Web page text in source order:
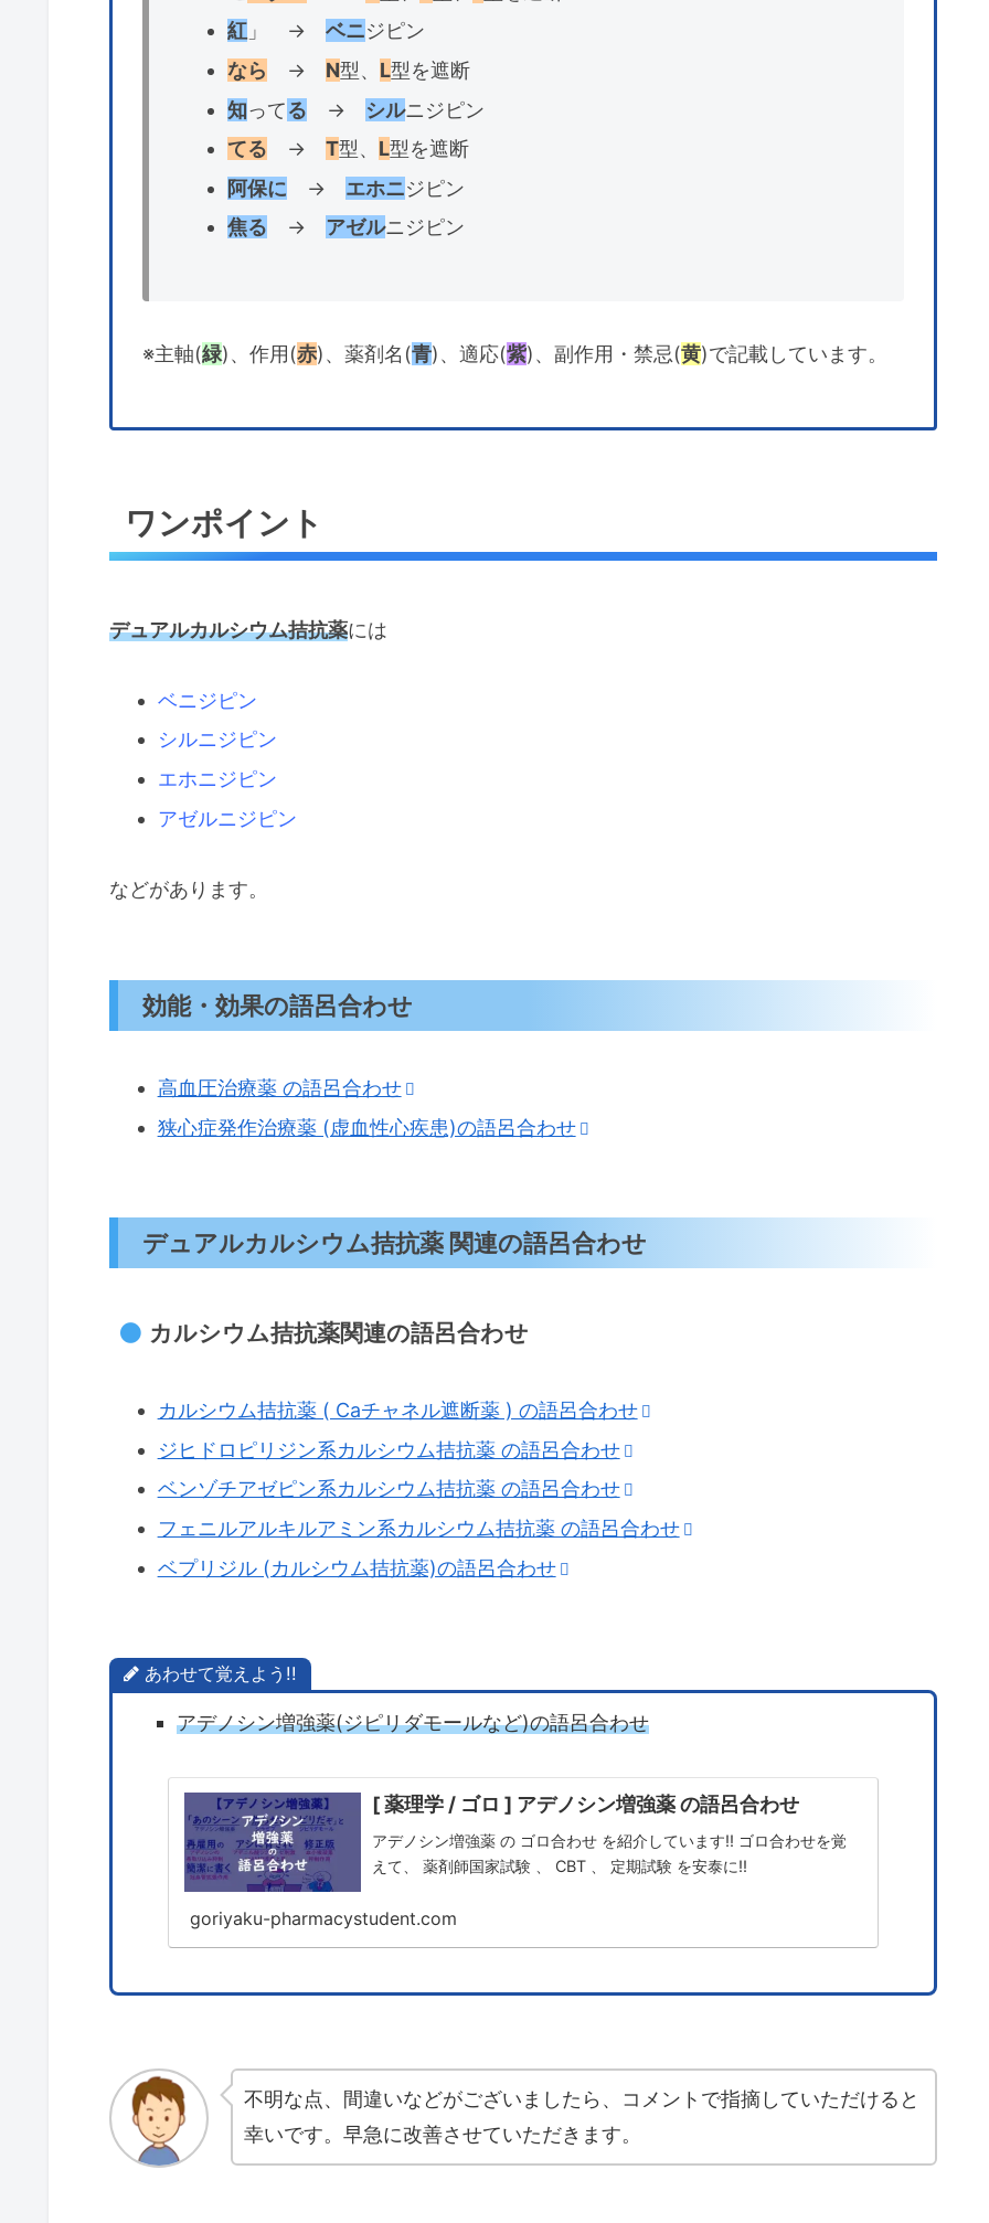
紅」 → ベニジピン
なら → N型、 L型を遮断
知ってる → シルニジピン
てる → T型、 L型を遮断
阿保に → エホニジピン
焦る → アゼルニジピン
※主軸(緑)、作用(赤)、薬剤名(青)、適応(紫)、副作用・禁忌(黄)で記載しています。
ワンポイント
デュアルカルシウム拮抗薬には
ベニジピン
シルニジピン
エホニジピン
アゼルニジピン
などがあります。
効能・効果の語呂合わせ
高血圧治療薬 の語呂合わせ
狭心症発作治療薬 (虚血性心疾患)の語呂合わせ
デュアルカルシウム拮抗薬 関連の語呂合わせ
カルシウム拮抗薬関連の語呂合わせ
カルシウム拮抗薬 ( Caチャネル遮断薬 ) の語呂合わせ
ジヒドロピリジン系カルシウム拮抗薬 の語呂合わせ
ベンゾチアゼピン系カルシウム拮抗薬 の語呂合わせ
フェニルアルキルアミン系カルシウム拮抗薬 の語呂合わせ
ベプリジル (カルシウム拮抗薬)の語呂合わせ
あわせて覚えよう!!
アデノシン増強薬(ジピリダモールなど)の語呂合わせ
[ 薬理学 / ゴロ ] アデノシン増強薬 の語呂合わせ
アデノシン増強薬 の ゴロ合わせ を紹介しています!! ゴロ合わせを覚
えて、 薬剤師国家試験 、 CBT 、 定期試験 を安泰に!!
goriyaku-pharmacystudent.com
不明な点、間違いなどがございましたら、コメントで指摘していただけると
幸いです。早急に改善させていただきます。